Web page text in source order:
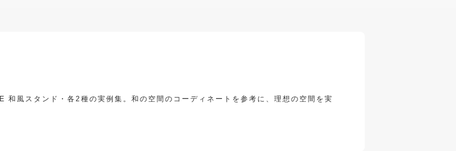
風スタンド・各2種の実例集。和の空間のコーディネートを参考に、理想の空間を実